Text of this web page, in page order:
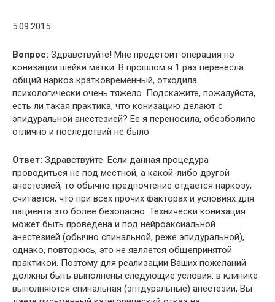
5.09.2015
Вопрос: Здравствуйте! Мне предстоит операция по
конизации шейки матки. В прошлом я 1 раз перенесла
общий наркоз кратковременный, отходила
психологически очень тяжело. Подскажите, пожалуйста,
есть ли такая практика, что конизацию делают с
эпидуральной анестезией? Ее я переносила, обезболило
отлично и последствий не было.
Ответ: Здравствуйте. Если данная процедура
проводиться не под местной, а какой-либо другой
анестезией, то обычно предпочтение отдается наркозу,
считается, что при всех прочих факторах и условиях для
пациента это более безопасно. Технически конизация
может быть проведена и под нейроаксиальной
анестезией (обычно спинальной, реже эпидуральной),
однако, повторюсь, это не является общепринятой
практикой. Поэтому для реализации Ваших пожеланий
должны быть выполнены следующие условия: в клинике
выполняются спинальная (эптдуральные) анестезии, Вы